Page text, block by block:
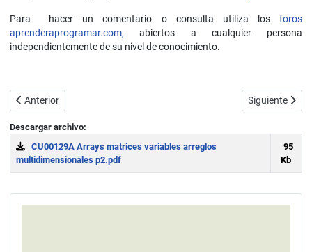
Para hacer un comentario o consulta utiliza losforos
aprenderaprogramar.com, abiertos a cualquier persona
independientemente de su nivel de conocimiento.
Artículo anterior: Tipos de variables. Variables con índice o
Anterior Artículo
Siguiente
Descargar archivo:
CU00129A Arrays matrices variables arreglos
multidimensionales p2.pdf
95
Kb